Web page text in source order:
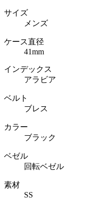
サイズ
メンズ
ケース直径
41mm
インデックス
アラビア
ベルト
ブレス
カラー
ブラック
ベゼル
回転ベゼル
素材
SS